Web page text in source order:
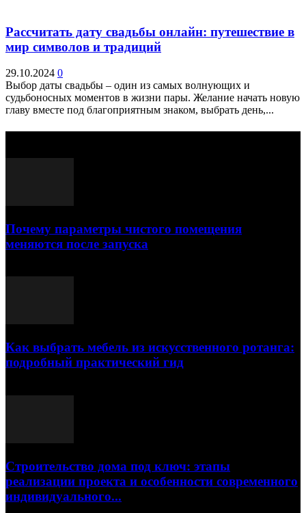
Рассчитать дату свадьбы онлайн: путешествие в
мир символов и традиций
29.10.2024 0
Выбор даты свадьбы – один из самых волнующих и
судьбоносных моментов в жизни пары. Желание начать новую
главу вместе под благоприятным знаком, выбрать день,...
Почему параметры чистого помещения
меняются после запуска
Как выбрать мебель из искусственного ротанга:
подробный практический гид
Строительство дома под ключ: этапы
реализации проекта и особенности современного
индивидуального...